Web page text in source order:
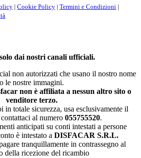
| Cookie Policy | Termini e Condizioni |
dai nostri canali ufficiali.
non autorizzati che usano il nostro nome
o le nostre immagini.
non è affiliata a nessun altro sito o
venditore terzo.
in totale sicurezza, usa esclusivamente il
al numero 055755520.
anticipati su conti intestati a persone
è intestato a DISFACAR S.R.L.
tranquillamente in contrassegno al
della ricezione del ricambio